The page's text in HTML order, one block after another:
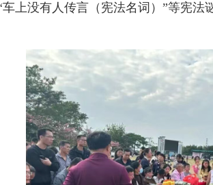
上没有人传言（宪法名词）”等宪